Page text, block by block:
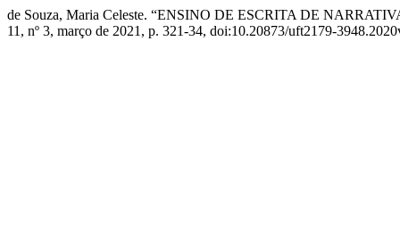
de Souza, Maria Celeste. “ENSINO DE ESCRITA DE
11, nº 3, março de 2021, p. 321-34, doi:10.20873/uft2179-